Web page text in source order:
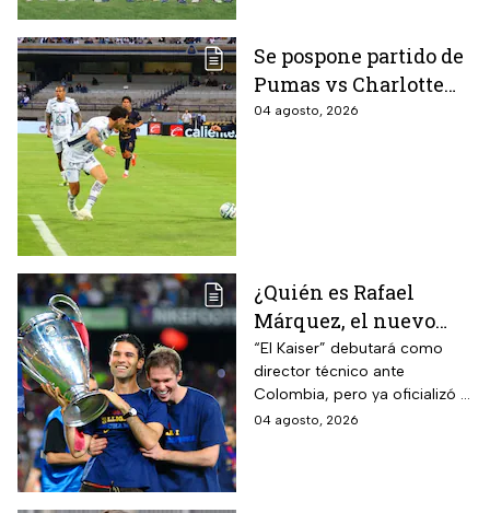
Se pospone partido de
Pumas vs Charlotte
FC en el inicio de la
04 agosto, 2026
¿Quién es Rafael
Márquez, el nuevo
entrenador de la
Selección Mexicana
que debutará con
Colombia, Perú y
“El Kaiser” debutará como
director técnico ante
Colombia, pero ya oficializó la
fecha de su primer encuentro
04 agosto, 2026